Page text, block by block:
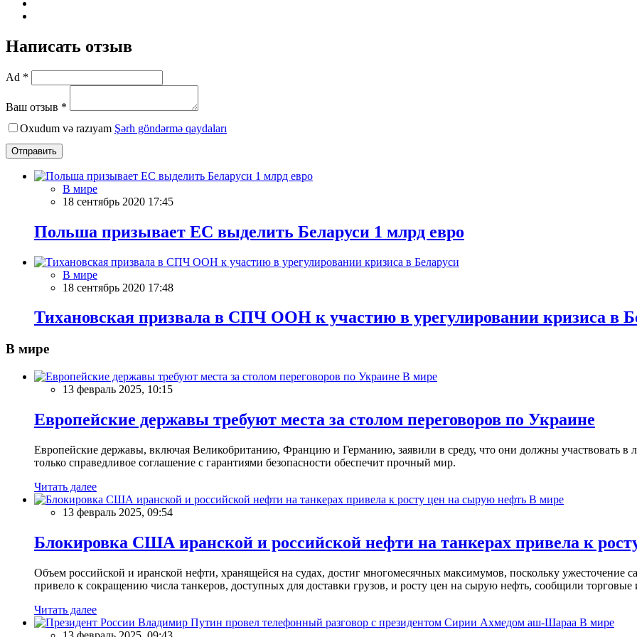
Написать отзыв
Ad *
Ваш отзыв *
Oxudum və razıyam Şərh göndərmə qaydaları
Отправить
В мире
18 сентябрь 2020 17:45
Польша призывает ЕС выделить Беларуси 1 млрд евро
В мире
18 сентябрь 2020 17:48
Тихановская призвала в СПЧ ООН к участию в урегулировании кризиса в
В мире
В мире
13 февраль 2025, 10:15
Европейские державы требуют места за столом переговоров по Украине
Европейские державы, включая Великобританию, Францию и Германию, заявили в среду, что они должны участвовать в
только справедливое соглашение с гарантиями безопасности обеспечит прочный мир.
Читать далее
В мире
13 февраль 2025, 09:54
Блокировка США иранской и российской нефти на танкерах привела к
Объем российской и иранской нефти, хранящейся на судах, достиг многомесячных максимумов, поскольку
привело к сокращению числа танкеров, доступных для доставки грузов, и росту цен на сырую нефть, сообщили торговые
Читать далее
В мире